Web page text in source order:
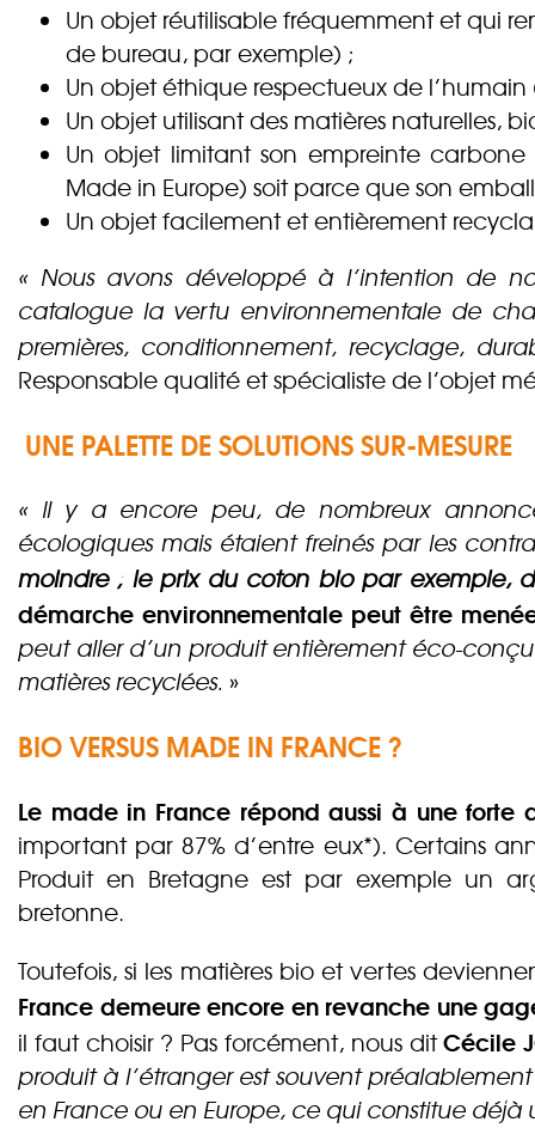
Un objet réutilisable fréquemment et qui
de bureau, par exemple) ;
Un objet éthique respectueux de
Un objet utilisant des matières naturelles,
Un objet limitant son empreinte
Made in Europe) soit parce que son
Un objet facilement et entièrement
« Nous avons développé à l’intention de
catalogue la vertu environnementale de
premières, conditionnement, recyclage,
Responsable qualité et spécialiste de l’objet
UNE PALETTE DE SOLUTIONS SUR-MESURE
« Il y a encore peu, de nombreux
écologiques mais étaient freinés par les
moindre ; le prix du coton bio par exemple,
démarche environnementale peut être
peut aller d’un produit entièrement éco-
matières recyclées. »
BIO VERSUS MADE IN FRANCE ?
Le made in France répond aussi à une forte
important par 87% d’entre eux*). Certains
Produit en Bretagne est par exemple un
bretonne.
Toutefois, si les matières bio et vertes
France demeure encore en revanche une
il faut choisir ? Pas forcément, nous ditCécile
produit à l’étranger est souvent
en France ou en Europe, ce qui constitue